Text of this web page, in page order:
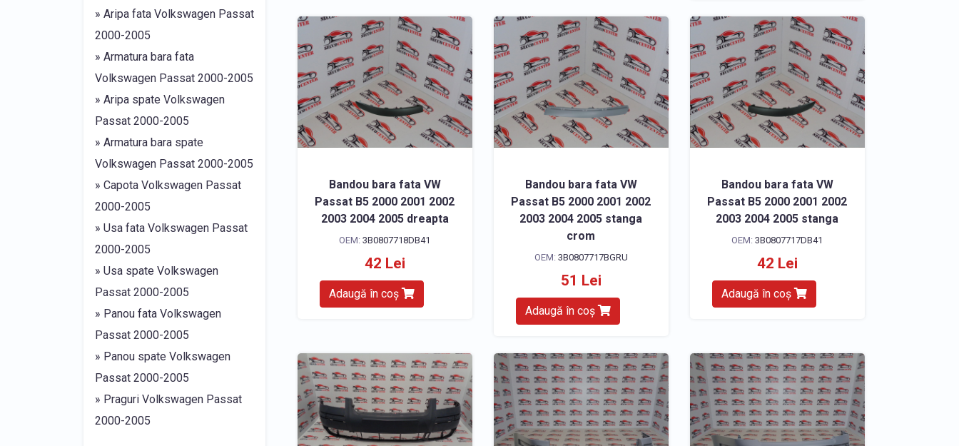
» Aripa fata Volkswagen Passat
2000-2005
» Armatura bara fata
Volkswagen Passat 2000-2005
» Aripa spate Volkswagen
Passat 2000-2005
» Armatura bara spate
Volkswagen Passat 2000-2005
» Capota Volkswagen Passat
2000-2005
» Usa fata Volkswagen Passat
2000-2005
» Usa spate Volkswagen
Passat 2000-2005
» Panou fata Volkswagen
Passat 2000-2005
» Panou spate Volkswagen
Passat 2000-2005
» Praguri Volkswagen Passat
2000-2005
Bandou bara fata VW
Passat B5 2000 2001 2002
2003 2004 2005 dreapta
OEM:3B0807718DB41
42 Lei
Adaugă în coș
Bandou bara fata VW
Passat B5 2000 2001 2002
2003 2004 2005 stanga
crom
OEM: 3B0807717BGRU
51 Lei
Adaugă în coș
Bandou bara fata VW
Passat B5 2000 2001 2002
2003 2004 2005 stanga
OEM:3B0807717DB41
42 Lei
Adaugă în coș